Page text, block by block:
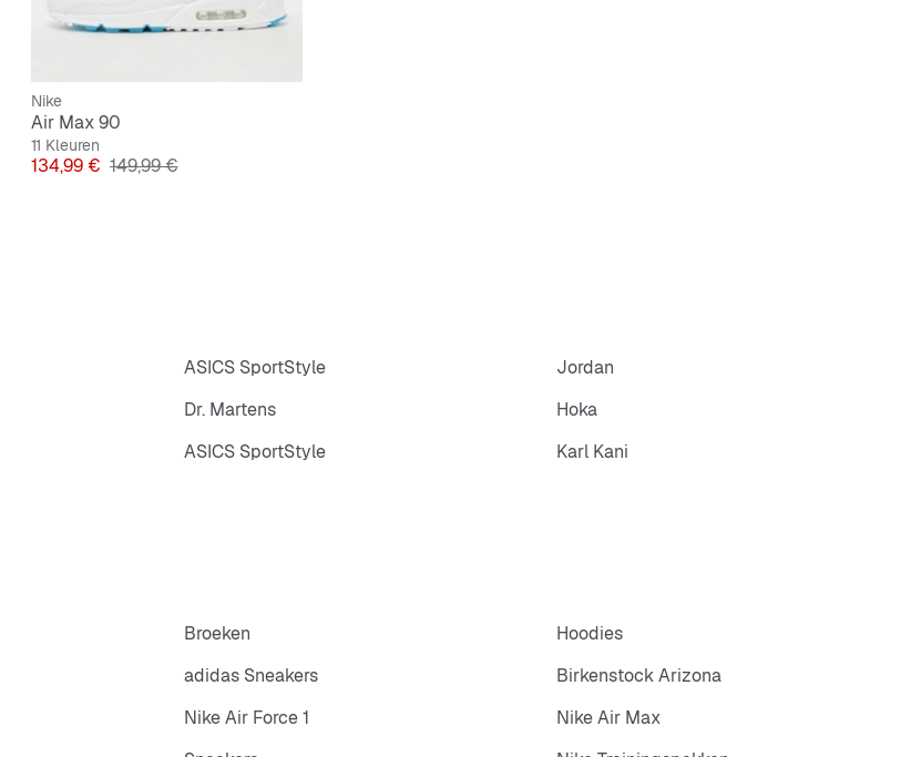
Nike
Air Max 90
11 Kleuren
Prijs
134,99 € Originele Prijs
149,99 €
ASICS SportStyle
Jordan
Dr. Martens
Hoka
ASICS SportStyle
Karl Kani
Broeken
Hoodies
adidas Sneakers
Birkenstock Arizona
Nike Air Force 1
Nike Air Max